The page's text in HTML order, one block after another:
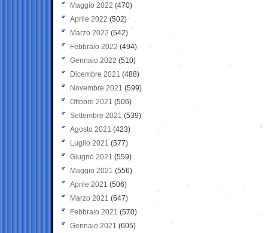
Maggio 2022 (470)
Aprile 2022 (502)
Marzo 2022 (542)
Febbraio 2022 (494)
Gennaio 2022 (510)
Dicembre 2021 (488)
Novembre 2021 (599)
Ottobre 2021 (506)
Settembre 2021 (539)
Agosto 2021 (423)
Luglio 2021 (577)
Giugno 2021(559)
Maggio 2021 (556)
Aprile 2021 (506)
Marzo 2021 (647)
Febbraio 2021 (570)
Gennaio 2021 (605)